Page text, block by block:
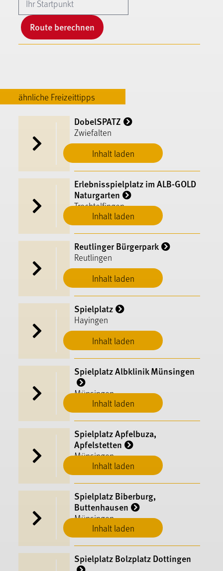
Route berechnen
ähnliche Freizeittipps
Inhalt laden
DobelSPATZ
Zwiefalten
Inhalt laden
Erlebnisspielplatz im ALB-GOLD
Naturgarten
Trochtelfingen
Inhalt laden
Reutlinger Bürgerpark
Reutlingen
Inhalt laden
Spielplatz
Hayingen
Inhalt laden
Spielplatz Albklinik Münsingen
Münsingen
Inhalt laden
Spielplatz Apfelbuza,
Apfelstetten
Münsingen
Inhalt laden
Spielplatz Biberburg,
Buttenhausen
Münsingen
Spielplatz Bolzplatz Dottingen